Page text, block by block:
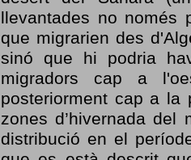
llevantades no només
que migrarien des
sinó que hi podria
migradors cap a
posteriorment cap a la
zones d’hivernada
distribució en el